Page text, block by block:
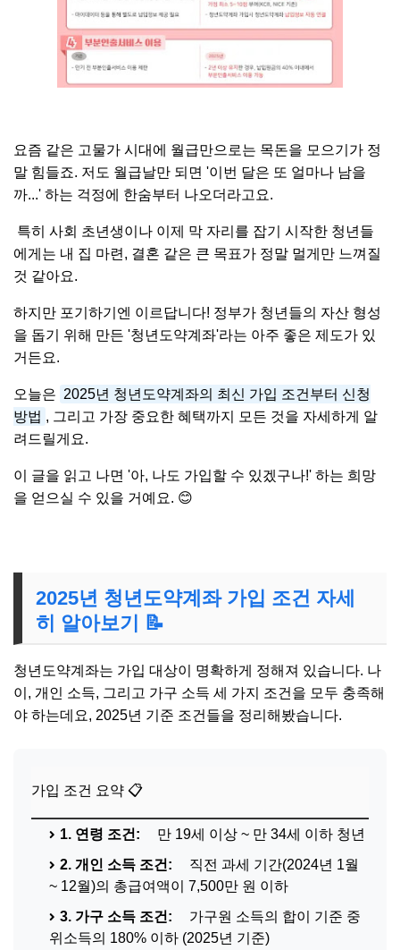
요즘 같은 고물가 시대에 월급만으로는 목돈을 모으기가 정
말 힘들죠. 저도 월급날만 되면 '이번 달은 또 얼마나 남을
까...' 하는 걱정에 한숨부터 나오더라고요.
특히 사회 초년생이나 이제 막 자리를 잡기 시작한 청년들
에게는 내 집 마련, 결혼 같은 큰 목표가 정말 멀게만 느껴질
것 같아요.
하지만 포기하기엔 이르답니다! 정부가 청년들의 자산 형성
을 돕기 위해 만든 '청년도약계좌'라는 아주 좋은 제도가 있
거든요.
오늘은 2025년 청년도약계좌의 최신 가입 조건부터 신청
방법 , 그리고 가장 중요한 혜택까지 모든 것을 자세하게 알
려드릴게요.
이 글을 읽고 나면 '아, 나도 가입할 수 있겠구나!' 하는 희망
을 얻으실 수 있을 거예요. 😊
2025년 청년도약계좌 가입 조건 자세
히 알아보기 📝
청년도약계좌는 가입 대상이 명확하게 정해져 있습니다. 나
이, 개인 소득, 그리고 가구 소득 세 가지 조건을 모두 충족해
야 하는데요, 2025년 기준 조건들을 정리해봤습니다.
가입 조건 요약 📋
1. 연령 조건:
만 19세 이상 ~ 만 34세 이하 청년
2. 개인 소득 조건:
직전 과세 기간(2024년 1월
~ 12월)의 총급여액이 7,500만 원 이하
3. 가구 소득 조건:
가구원 소득의 합이 기준 중
위소득의 180% 이하 (2025년 기준)